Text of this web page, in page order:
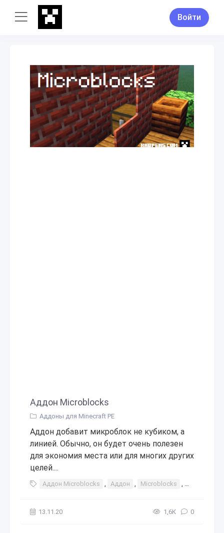
Войти
Аддон Microblocks
Аддоны для Minecraft PE
Аддон добавит микроблок не кубиком, а
линией. Обычно, он будет очень полезен
для экономия места или для многих других
целей....
Аддон Microblocks , Аддон , Microblocks , дополнение
13.11.20 1,6К 0